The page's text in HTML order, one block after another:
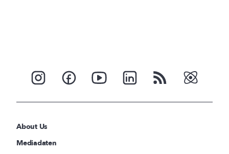
About Us
Mediadaten